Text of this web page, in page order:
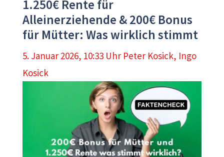
1.250€ Rente für
Alleinerziehende & 200€ Bonus
für Mütter: Was wirklich stimmt
5. Januar 2026, 10:33 Uhr Peter Kosick, Ingo
Kosick